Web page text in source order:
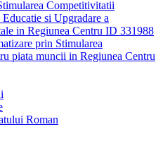
Competitivitatii
si Upgradare a
in Regiunea Centru ID 331988
prin Stimularea
piata muncii in Regiunea Centru
Roman